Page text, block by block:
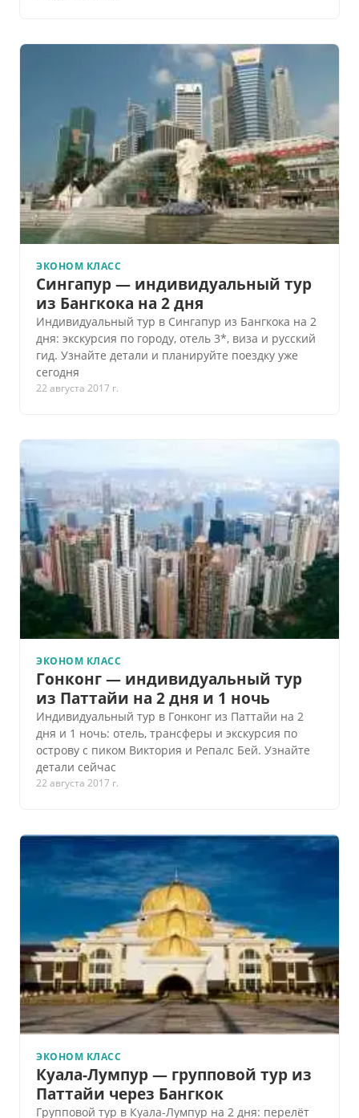
ЭКОНОМ КЛАСС
Сингапур — индивидуальный тур
из Бангкока на 2 дня
Индивидуальный тур в Сингапур из Бангкока на 2
дня: экскурсия по городу, отель 3*, виза и русский
гид. Узнайте детали и планируйте поездку уже
сегодня
22 августа 2017 г.
ЭКОНОМ КЛАСС
Гонконг — индивидуальный тур
из Паттайи на 2 дня и 1 ночь
Индивидуальный тур в Гонконг из Паттайи на 2
дня и 1 ночь: отель, трансферы и экскурсия по
острову с пиком Виктория и Репалс Бей. Узнайте
детали сейчас
22 августа 2017 г.
ЭКОНОМ КЛАСС
Куала-Лумпур — групповой тур из
Паттайи через Бангкок
Групповой тур в Куала-Лумпур на 2 дня: перелёт